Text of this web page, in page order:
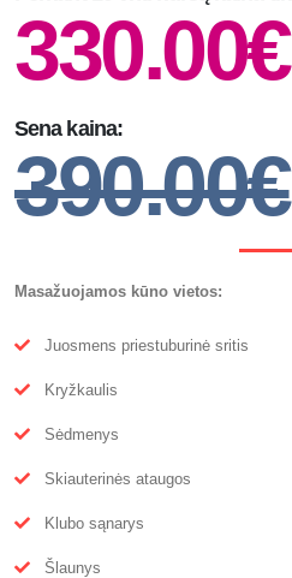
330.00€
Sena kaina:
390.00€
Masažuojamos kūno vietos:
Juosmens priestuburinė sritis
Kryžkaulis
Sėdmenys
Skiauterinės ataugos
Klubo sąnarys
Šlaunys